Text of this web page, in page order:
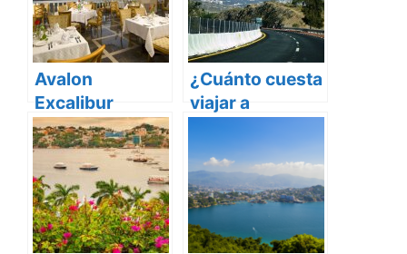
Avalon
Excalibur
Acapulco Todo
Incluido
¿Cuánto cuesta
viajar a
Carretera?